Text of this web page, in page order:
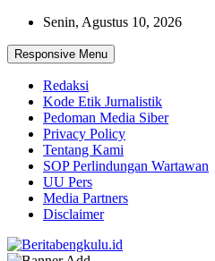
Skip
content
Senin, Agustus 10, 2026
Responsive Menu
Redaksi
Kode Etik Jurnalistik
Pedoman Media Siber
Privacy Policy
Tentang Kami
SOP Perlindungan Wartawan
UU Pers
Media Partners
Disclaimer